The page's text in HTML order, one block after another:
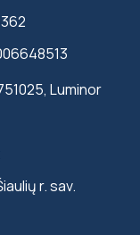
Luminor
r. sav.